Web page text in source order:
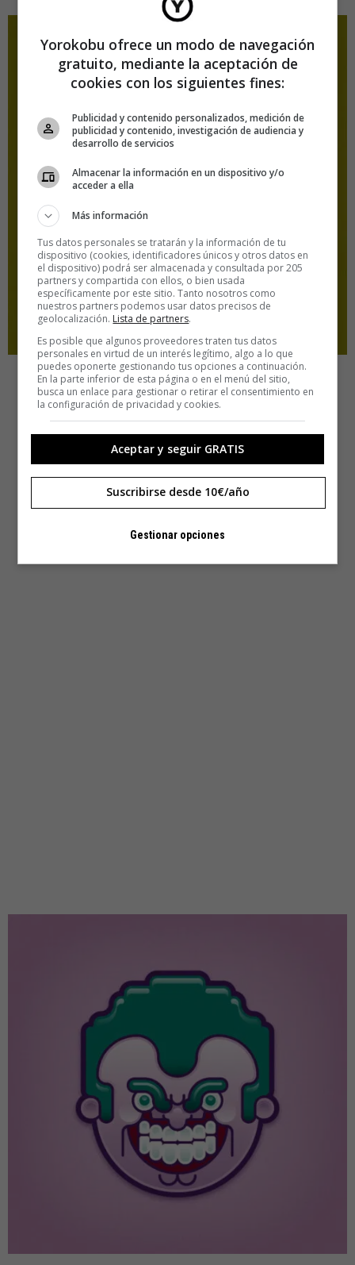
Slimer
Yorokobu ofrece un modo de navegación
gratuito, mediante la aceptación de
cookies con los siguientes fines:
Publicidad y contenido personalizados, medición de
publicidad y contenido, investigación de audiencia y
desarrollo de servicios
Almacenar la información en un dispositivo y/o
acceder a ella
Más información
Tus datos personales se tratarán y la información de tu
dispositivo (cookies, identificadores únicos y otros datos en
el dispositivo) podrá ser almacenada y consultada por 205
partners y compartida con ellos, o bien usada
específicamente por este sitio. Tanto nosotros como
nuestros partners podemos usar datos precisos de
geolocalización. Lista de partners.
Es posible que algunos proveedores traten tus datos
personales en virtud de un interés legítimo, algo a lo que
puedes oponerte gestionando tus opciones a continuación.
En la parte inferior de esta página o en el menú del sitio,
busca un enlace para gestionar o retirar el consentimiento en
la configuración de privacidad y cookies.
Aceptar y seguir GRATIS
Suscribirse desde 10€/año
Gestionar opciones